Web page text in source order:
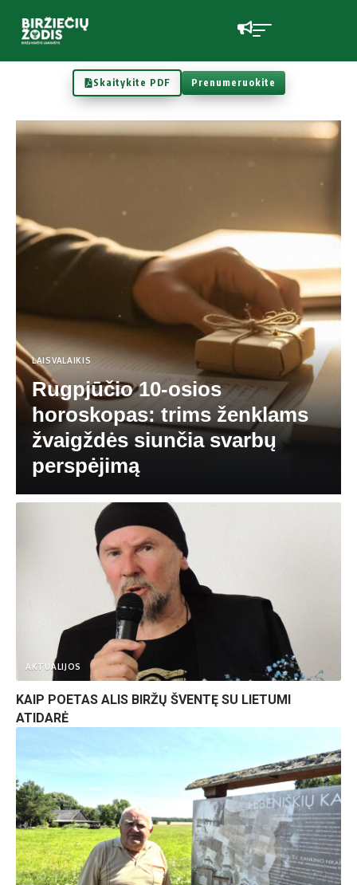
Skaitykite PDF Prenumeruokite
LAISVALAIKIS
Rugpjūčio 10-osios
horoskopas: trims ženklams
žvaigždės siunčia svarbų
perspėjimą
AKTUALIJOS
KAIP POETAS ALIS BIRŽŲ ŠVENTĘ SU LIETUMI
ATIDARĖ